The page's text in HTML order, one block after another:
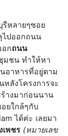
หลายๆซอย
ไปออกถนน
อกถนน
มชน ทำให้หา
อาหารที่อยู่ตาม
ลังโครงการจะ
างมาก่อนนาน
ยใกล้ๆกับ
ได้ค่ะ เลยมา
เพชร (หมายเลข